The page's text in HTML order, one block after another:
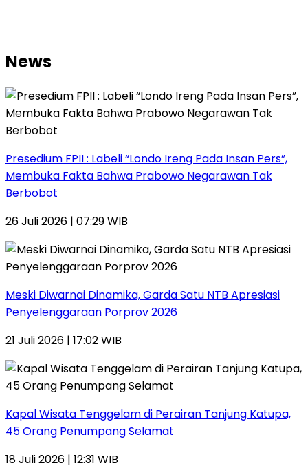
News
Presedium FPII : Labeli “Londo Ireng Pada Insan Pers”,
Membuka Fakta Bahwa Prabowo Negarawan Tak
Berbobot
26 Juli 2026 | 07:29 WIB
Meski Diwarnai Dinamika, Garda Satu NTB Apresiasi
Penyelenggaraan Porprov 2026 ‎
21 Juli 2026 | 17:02 WIB
Kapal Wisata Tenggelam di Perairan Tanjung Katupa,
45 Orang Penumpang Selamat
18 Juli 2026 | 12:31 WIB